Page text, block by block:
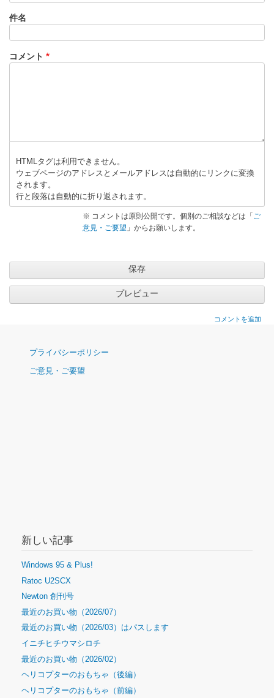
C
動
」
へ
の
返
信
件名
コメント
HTMLタグは利用できません。
ウェブページのアドレスとメールアドレスは自動的にリンクに変換
されます。
行と段落は自動的に折り返されます。
※ コメントは原則公開です。個別のご相談などは「 ご
意見・ご要望 」からお願いします。
コメントを追加
ナ
ゲ
プライバシーポリシー
ご意見・ご要望
新しい記事
Windows 95 & Plus!
Ratoc U2SCX
Newton 創刊号
最近のお買い物（2026/07）
最近のお買い物（2026/03）はパスします
イニチヒチウマシロチ
最近のお買い物（2026/02）
ヘリコプターのおもちゃ（後編）
ヘリコプターのおもちゃ（前編）